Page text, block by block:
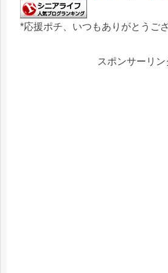
*応援ポチ、いつもありがとうご
スポンサーリン